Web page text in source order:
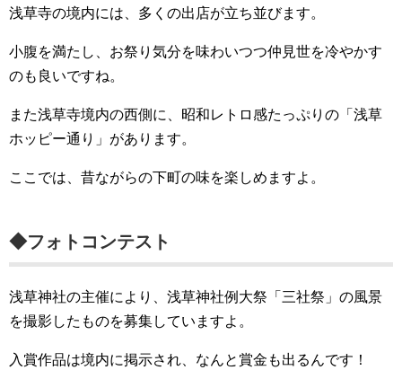
浅草寺の境内には、多くの出店が立ち並びます。
小腹を満たし、お祭り気分を味わいつつ仲見世を冷やかす
のも良いですね。
また浅草寺境内の西側に、昭和レトロ感たっぷりの「浅草
ホッピー通り」があります。
ここでは、昔ながらの下町の味を楽しめますよ。
◆フォトコンテスト
浅草神社の主催により、浅草神社例大祭「三社祭」の風景
を撮影したものを募集していますよ。
入賞作品は境内に掲示され、なんと賞金も出るんです！